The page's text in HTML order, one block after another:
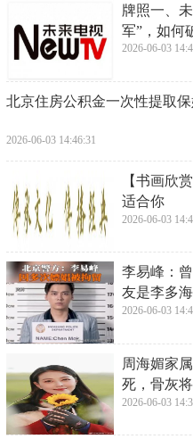
牌照一、
军”，如何
2026-06-03
北京住房公积金一次性提取
2026-06-03 14:46:31
【书画欣
适合你
2026-06-03
李易峰：
友是李多海
2026-06-03
周海媚家
死，骨灰
2026-06-03